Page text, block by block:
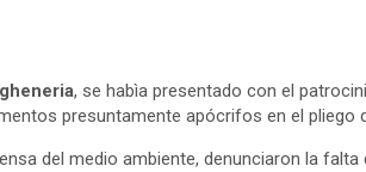
, se habìa presentado con el
presuntamente apócrifos en el pliego
del medio ambiente, denunciaron la